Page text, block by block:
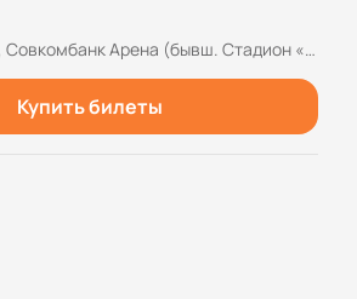
Нижний Новгород, Совкомбанк Арена (бывш. Стадион «Нижний Новгород»)
Купить билеты